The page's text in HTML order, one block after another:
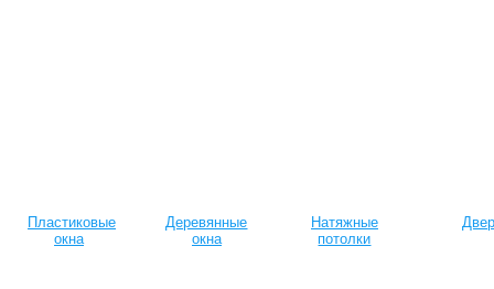
Пластиковые
окна
Деревянные
окна
Натяжные
потолки